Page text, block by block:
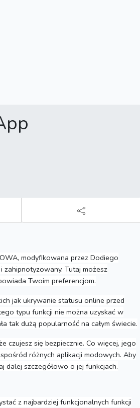
modyfikowana przez Dodiego
zahipnotyzowany. Tutaj możesz
Twoim preferencjom.
jak ukrywanie statusu online przed
typu funkcji nie można uzyskać w
tak dużą popularność na całym świecie.
​​czujesz się bezpiecznie. Co więcej, jego
różnych aplikacji modowych. Aby
dalej szczegółowo o jej funkcjach.
z najbardziej funkcjonalnych funkcji